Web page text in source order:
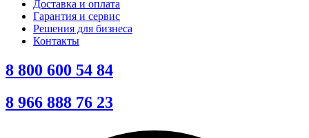
Доставка и оплата
Гарантия и сервис
Решения для бизнеса
Контакты
8 800 600 54 84
8 966 888 76 23